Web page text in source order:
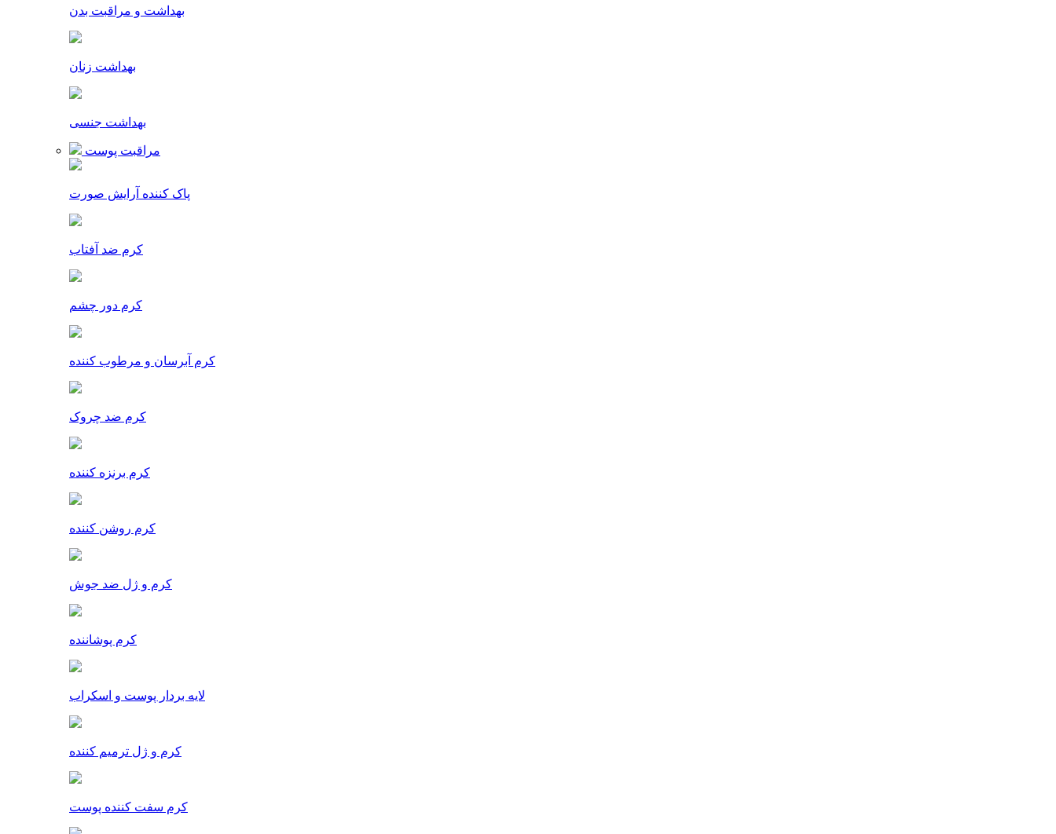
بهداشت و مراقبت بدن
بهداشت زنان
بهداشت جنسی
مراقبت پوست
پاک کننده آرایش صورت
کرم ضد آفتاب
کرم دور چشم
کرم آبرسان و مرطوب کننده
کرم ضد چروک
کرم برنزه کننده
کرم روشن کننده
کرم و ژل ضد جوش
کرم پوشاننده
لایه بردار پوست و اسکراب
کرم و ژل ترمیم کننده
کرم سفت کننده پوست